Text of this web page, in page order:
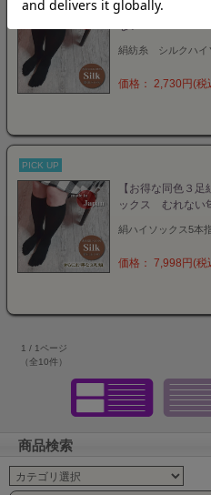
絹紡糸 【5本指】
絹紡糸 シルクハイ
価格： 2,730円(税
PICK UP
【お得な同色３
ックス むれない
絹ハイソックス5本
価格： 7,998円(税
1 / 1ページ
（全10件）
商品検索